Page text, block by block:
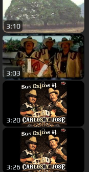
3:10
3:03
3:20
3:26